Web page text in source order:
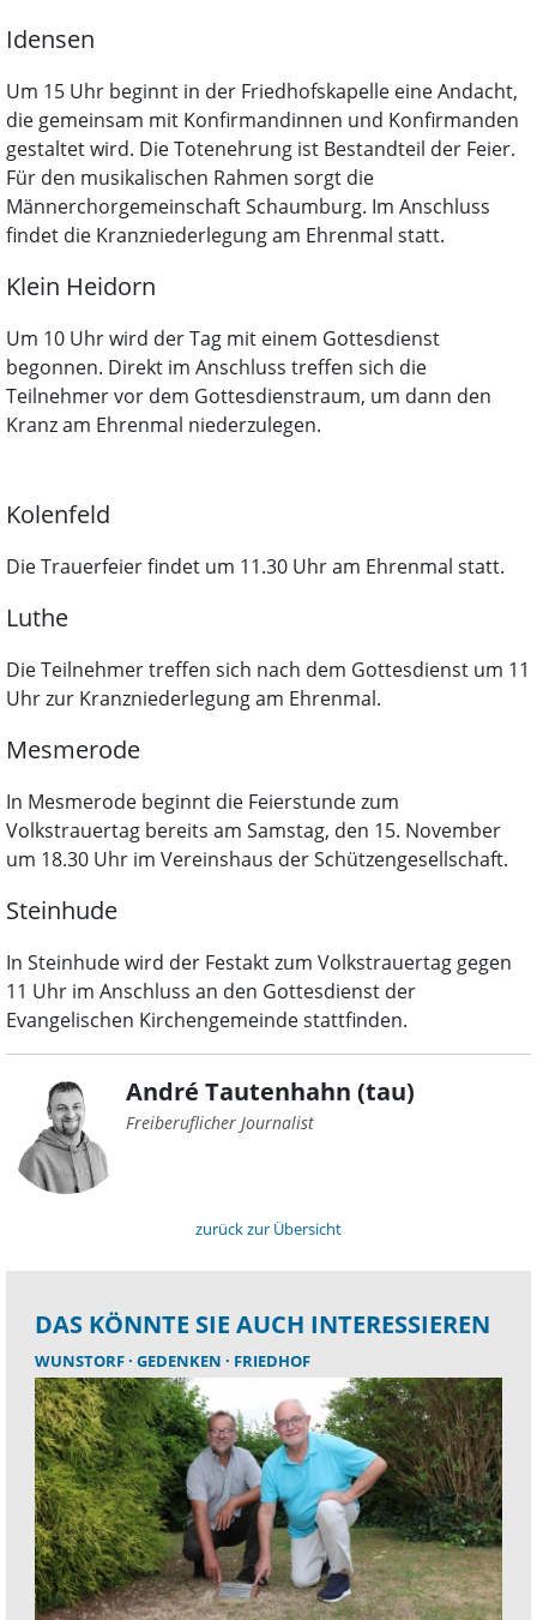
Idensen
Um 15 Uhr beginnt in der Friedhofskapelle eine Andacht,
die gemeinsam mit Konfirmandinnen und Konfirmanden
gestaltet wird. Die Totenehrung ist Bestandteil der Feier.
Für den musikalischen Rahmen sorgt die
Männerchorgemeinschaft Schaumburg. Im Anschluss
findet die Kranzniederlegung am Ehrenmal statt.
Klein Heidorn
Um 10 Uhr wird der Tag mit einem Gottesdienst
begonnen. Direkt im Anschluss treffen sich die
Teilnehmer vor dem Gottesdienstraum, um dann den
Kranz am Ehrenmal niederzulegen.
Kolenfeld
Die Trauerfeier findet um 11.30 Uhr am Ehrenmal statt.
Luthe
Die Teilnehmer treffen sich nach dem Gottesdienst um 11
Uhr zur Kranzniederlegung am Ehrenmal.
Mesmerode
In Mesmerode beginnt die Feierstunde zum
Volkstrauertag bereits am Samstag, den 15. November
um 18.30 Uhr im Vereinshaus der Schützengesellschaft.
Steinhude
In Steinhude wird der Festakt zum Volkstrauertag gegen
11 Uhr im Anschluss an den Gottesdienst der
Evangelischen Kirchengemeinde stattfinden.
André Tautenhahn (tau)
Freiberuflicher Journalist
zurück zur Übersicht
DAS KÖNNTE SIE AUCH INTERESSIEREN
WUNSTORF GEDENKEN FRIEDHOF